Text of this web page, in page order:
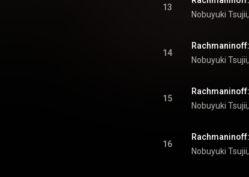
13
Nobuyuki Tsujii,
14
Nobuyuki Tsujii,
15
Nobuyuki Tsujii,
16
Nobuyuki Tsujii,